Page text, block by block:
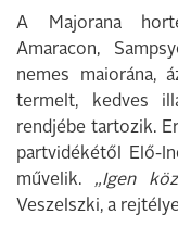
A Majorana
Amaracon,
nemes maiorána,
termelt, kedves
rendjébe tartozik.
partvidékétől Elő-
művelik. „Igen
Veszelszki, a